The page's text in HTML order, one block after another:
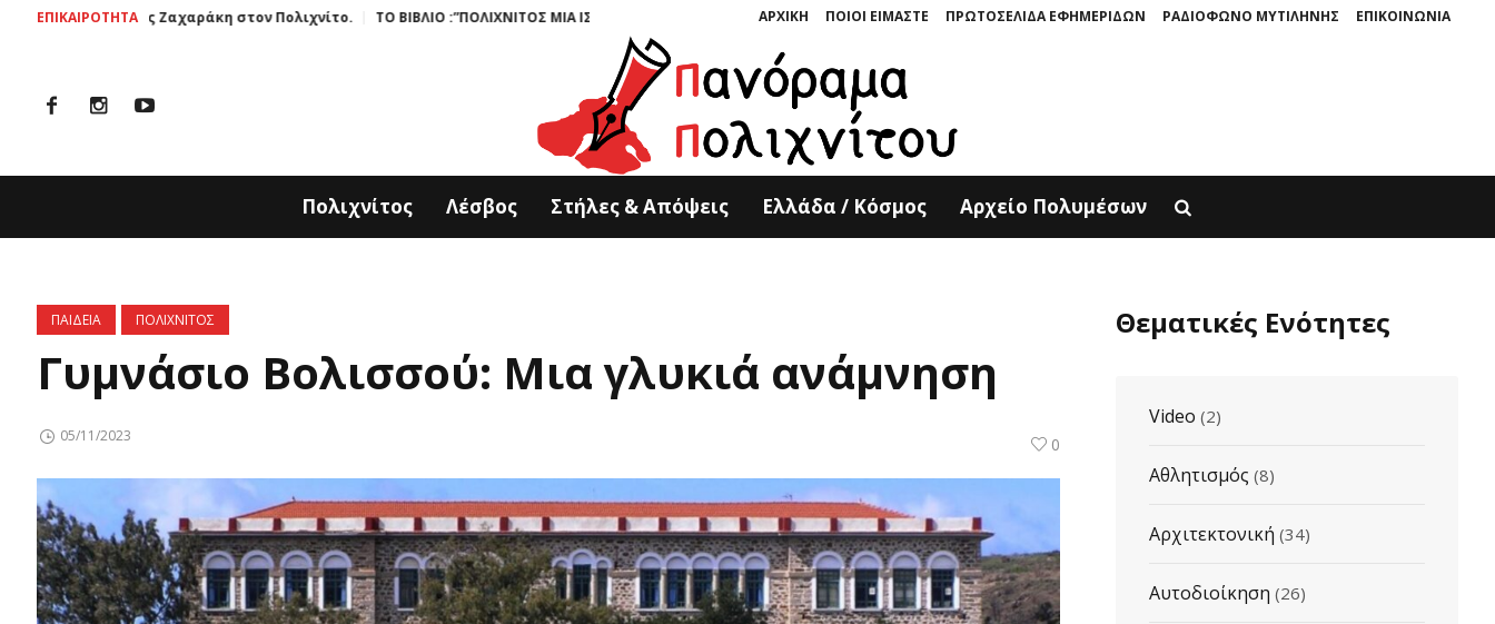
ΑΡΧΙΚΗ ΠΟΙΟΙ ΕΙΜΑΣΤΕ ΠΡΩΤΟΣΕΛΙΔΑ ΕΦΗΜΕΡΙΔΩΝ ΡΑΔΙΟΦΩΝΟ ΜΥΤΙΛΗΝΗΣ ΕΠΙΚΟΙΝΩΝΙΑ
ΕΠΙΚΑΙΡΟΤΗΤΑ
κας Ζαχαράκη στον Πολιχνίτο. ΤΟ ΒΙΒΛΙΟ :”ΠΟΛΙΧΝΙΤΟΣ ΜΙΑ ΙΣΤΟΡΙΑ ΣΜΙΛΕΜΕΝΗ ΣΤΗΝ ΠΕΤΡΑ” ΤΩΝ ΚΥΡΙΑΚΟΥ ΚΟΥΚΟΥΛΑ ΚΑΙ ΤΟΝΙΑΣ ΚΑΤΕΡΙΝΗ ΠΑΡΟΥΣΙΑΖΕΤΑΙ ΣΤΟΝ ΦΥΣΙΚΟ ΤOY ΧΩΡΟ, ΣΤΟΝ ΠΟΛΙΧΝΙΤΟ
Πολιχνίτος Λέσβος Στήλες & Απόψεις Ελλάδα / Κόσμος Αρχείο Πολυμέσων
ΠΑΙΔΕΙΑ ΠΟΛΙΧΝΙΤΟΣ
Γυμνάσιο Βολισσού: Μια γλυκιά ανάμνηση
0
05/11/2023
Θεματικές Ενότητες
Video (2)
Αθλητισμός (8)
Αρχιτεκτονική (34)
Αυτοδιοίκηση (26)